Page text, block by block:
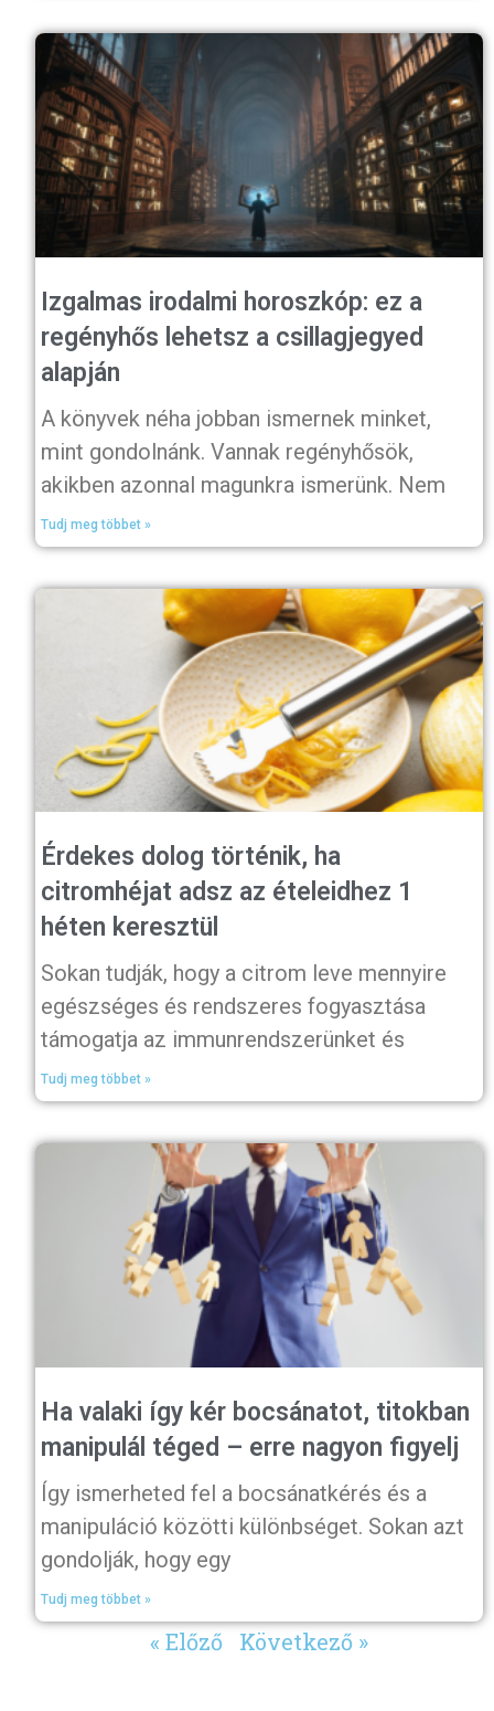
Izgalmas irodalmi horoszkóp: ez a
regényhős lehetsz a csillagjegyed
alapján
A könyvek néha jobban ismernek minket,
mint gondolnánk. Vannak regényhősök,
akikben azonnal magunkra ismerünk. Nem
Tudj meg többet »
Érdekes dolog történik, ha
citromhéjat adsz az ételeidhez 1
héten keresztül
Sokan tudják, hogy a citrom leve mennyire
egészséges és rendszeres fogyasztása
támogatja az immunrendszerünket és
Tudj meg többet »
Ha valaki így kér bocsánatot, titokban
manipulál téged – erre nagyon figyelj
Így ismerheted fel a bocsánatkérés és a
manipuláció közötti különbséget. Sokan azt
gondolják, hogy egy
Tudj meg többet »
« Előző Következő »